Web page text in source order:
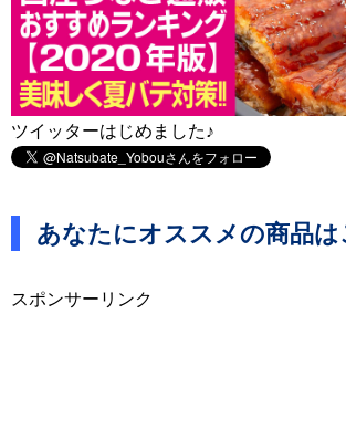
ツイッターはじめました♪
あなたにオススメの商品は
スポンサーリンク